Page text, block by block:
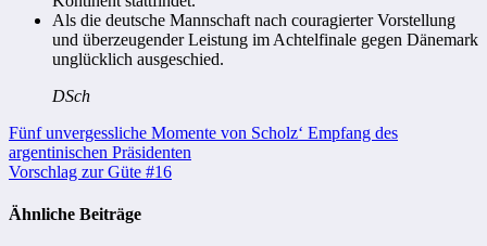
Als die deutsche Mannschaft nach couragierter Vorstellung
und überzeugender Leistung im Achtelfinale gegen Dänemark
unglücklich ausgeschied.
DSch
Beitragsnavigation
Fünf unvergessliche Momente von Scholz‘ Empfang des
argentinischen Präsidenten
Vorschlag zur Güte #16
Ähnliche Beiträge